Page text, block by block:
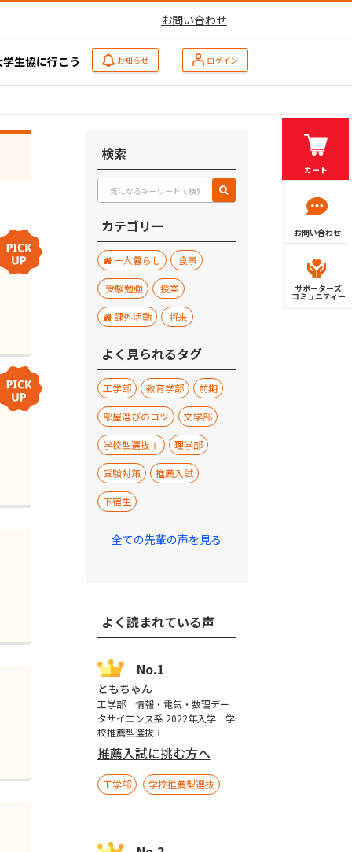
お問い合わせ
学生協に行こう お知らせ ログイン
検索
カテゴリー
一人暮らし 食事
受験勉強 授業
課外活動 将来
よく見られるタグ
工学部 教育学部 前期
部屋選びのコツ 文学部
学校型選抜Ⅰ 理学部
受験対策 推薦入試
下宿生
全ての先輩の声を見る
よく読まれている声
ともちゃん
工学部 情報・電気・数理デー
タサイエンス系 2022年入学 学
校推薦型選抜Ⅰ
推薦入試に挑む方へ
工学部 学校推薦型選抜
カート
お問い合わせ
サポーターズ
コミュニティー